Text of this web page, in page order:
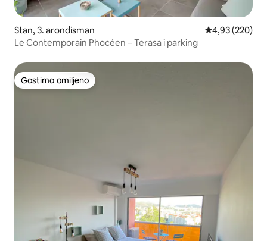
Stan, 3. arondisman Prosečna
4,93 (220)
Le Contemporain Phocéen – Terasa i parking
Gostima omiljeno
Gostima omiljeno